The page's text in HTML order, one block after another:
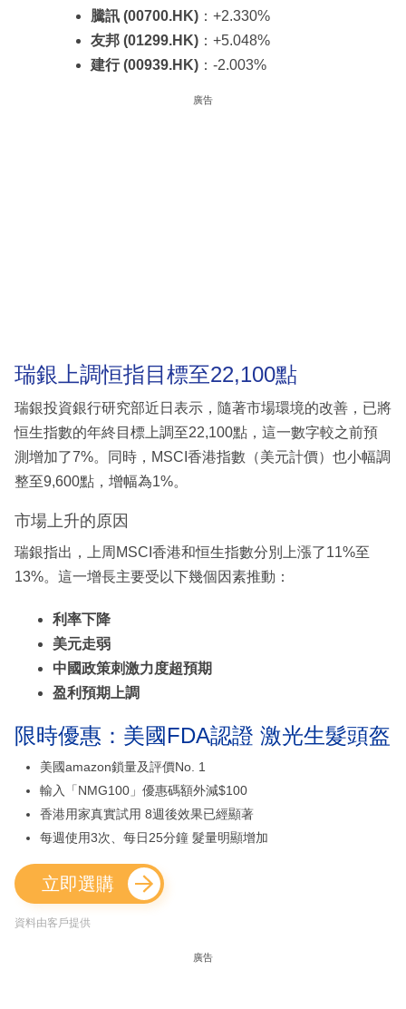
騰訊 (00700.HK) ：+2.330%
友邦 (01299.HK) ：+5.048%
建行 (00939.HK) ：-2.003%
廣告
瑞銀上調恒指目標至22,100點
瑞銀投資銀行研究部近日表示，隨著市場環境的改善，已將
恒生指數的年終目標上調至22,100點，這一數字較之前預
測增加了7%。同時，MSCI香港指數（美元計價）也小幅調
整至9,600點，增幅為1%。
市場上升的原因
瑞銀指出，上周MSCI香港和恒生指數分別上漲了11%至
13%。這一增長主要受以下幾個因素推動：
利率下降
美元走弱
中國政策刺激力度超預期
盈利預期上調
限時優惠：美國FDA認證 激光生髮頭盔
美國amazon鎖量及評價No. 1
輸入「NMG100」優惠碼額外減$100
香港用家真實試用 8週後效果已經顯著
每週使用3次、每日25分鐘 髮量明顯增加
立即選購
資料由客戶提供
廣告